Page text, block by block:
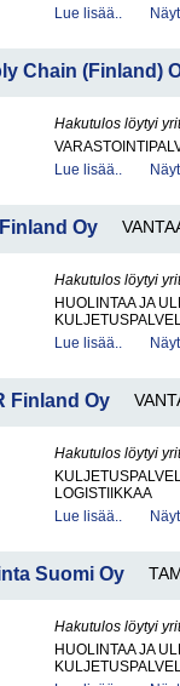
Lue lisää..
Chain (Finland)
Hakutulos löytyi
Lue lisää..
Oy
Hakutulos löytyi
HUOLINTAA JA
Lue lisää..
Finland Oy
Hakutulos löytyi
LOGISTIIKKAA
Lue lisää..
Suomi Oy
Hakutulos löytyi
HUOLINTAA JA